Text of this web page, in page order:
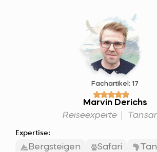
Fachartikel: 17
Marvin Derichs
Reiseexperte
Expertise:
Bergsteigen Safari